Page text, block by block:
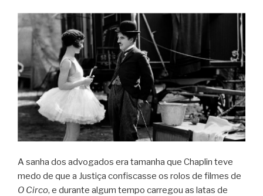
A sanha dos advogados era tamanha que Chaplin teve
medo de que a Justiça confiscasse os rolos de filmes de
O Circo, e durante algum tempo carregou as latas de